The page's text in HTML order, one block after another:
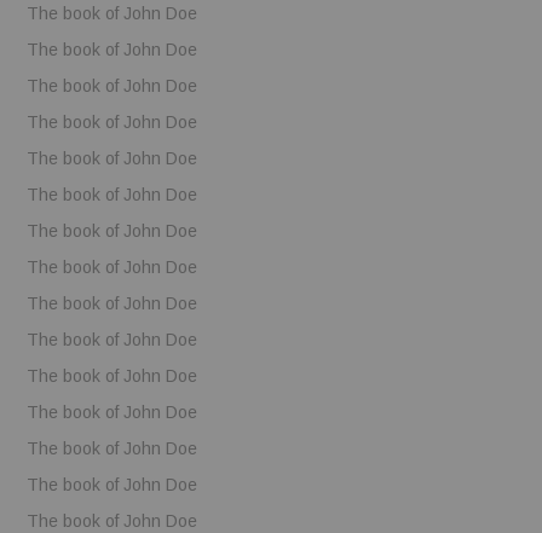
The book of John Doe
The book of John Doe
The book of John Doe
The book of John Doe
The book of John Doe
The book of John Doe
The book of John Doe
The book of John Doe
The book of John Doe
The book of John Doe
The book of John Doe
The book of John Doe
The book of John Doe
The book of John Doe
The book of John Doe